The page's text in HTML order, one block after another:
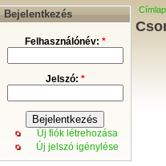
Bejelentkezés
Felhasználónév: *
Jelszó: *
Új fiók létrehozása
Új jelszó igénylése
Címlap